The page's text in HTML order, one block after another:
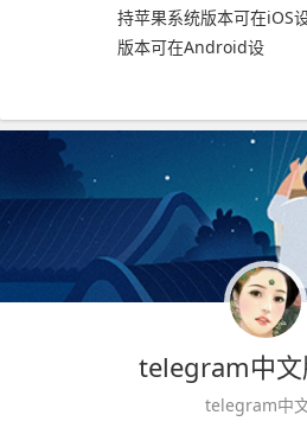
持苹果系统版本可在iOS
版本可在Android设
telegram中文
telegram中